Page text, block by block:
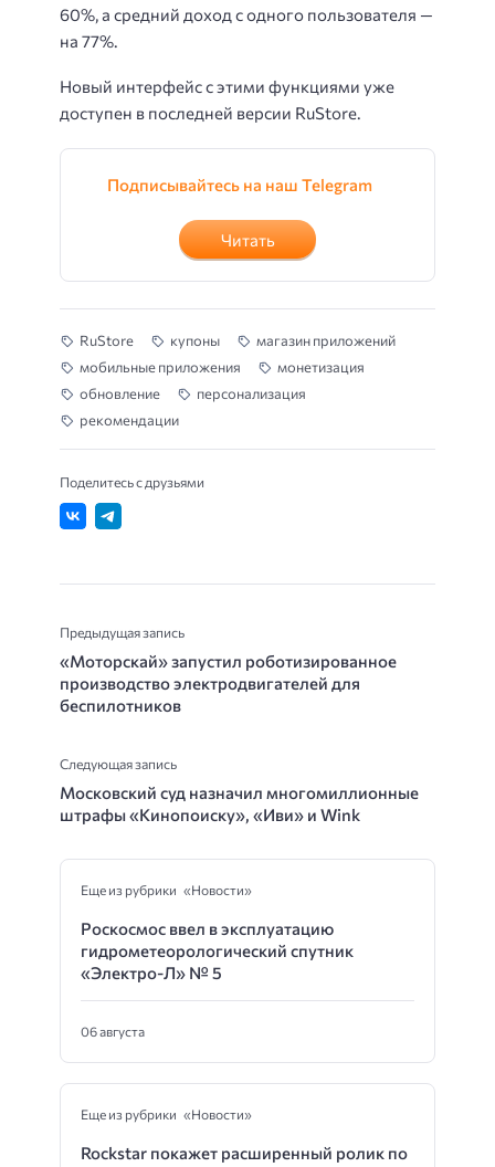
60%, а средний доход с одного пользователя —
на 77%.
Новый интерфейс с этими функциями уже
доступен в последней версии RuStore.
Подписывайтесь на наш Telegram
Читать
RuStore купоны
магазин приложений
мобильные приложения
монетизация
обновление
персонализация
рекомендации
Поделитесь с друзьями
Предыдущая запись
«Моторскай» запустил роботизированное
производство электродвигателей для
беспилотников
Следующая запись
Московский суд назначил многомиллионные
штрафы «Кинопоиску», «Иви» и Wink
Еще из рубрики «Новости»
Роскосмос ввел в эксплуатацию
гидрометеорологический спутник
«Электро-Л» № 5
06 августа
Еще из рубрики «Новости»
Rockstar покажет расширенный ролик по